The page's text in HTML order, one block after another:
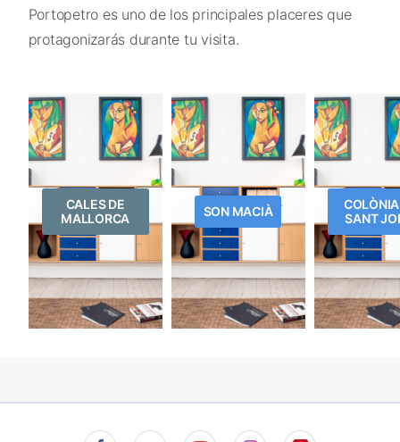
Portopetro es uno de los principales placeres que
protagonizarás durante tu visita.
CALES DE
MALLORCA
SON MACIÀ
SANT